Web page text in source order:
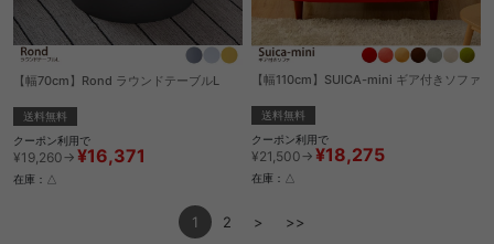
【幅70cm】Rond ラウンドテーブルL
送料無料
クーポン利用で
¥19,260→ ¥16,371
在庫：△
【幅110cm】SUICA-mini ギア付きソファ
送料無料
クーポン利用で
¥21,500→ ¥18,275
在庫：△
1 2 >
>>